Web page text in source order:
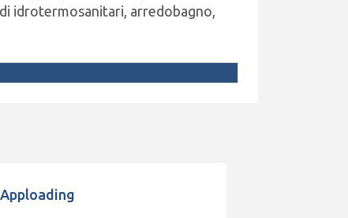
idrotermosanitari, arredobagno,
Apploading